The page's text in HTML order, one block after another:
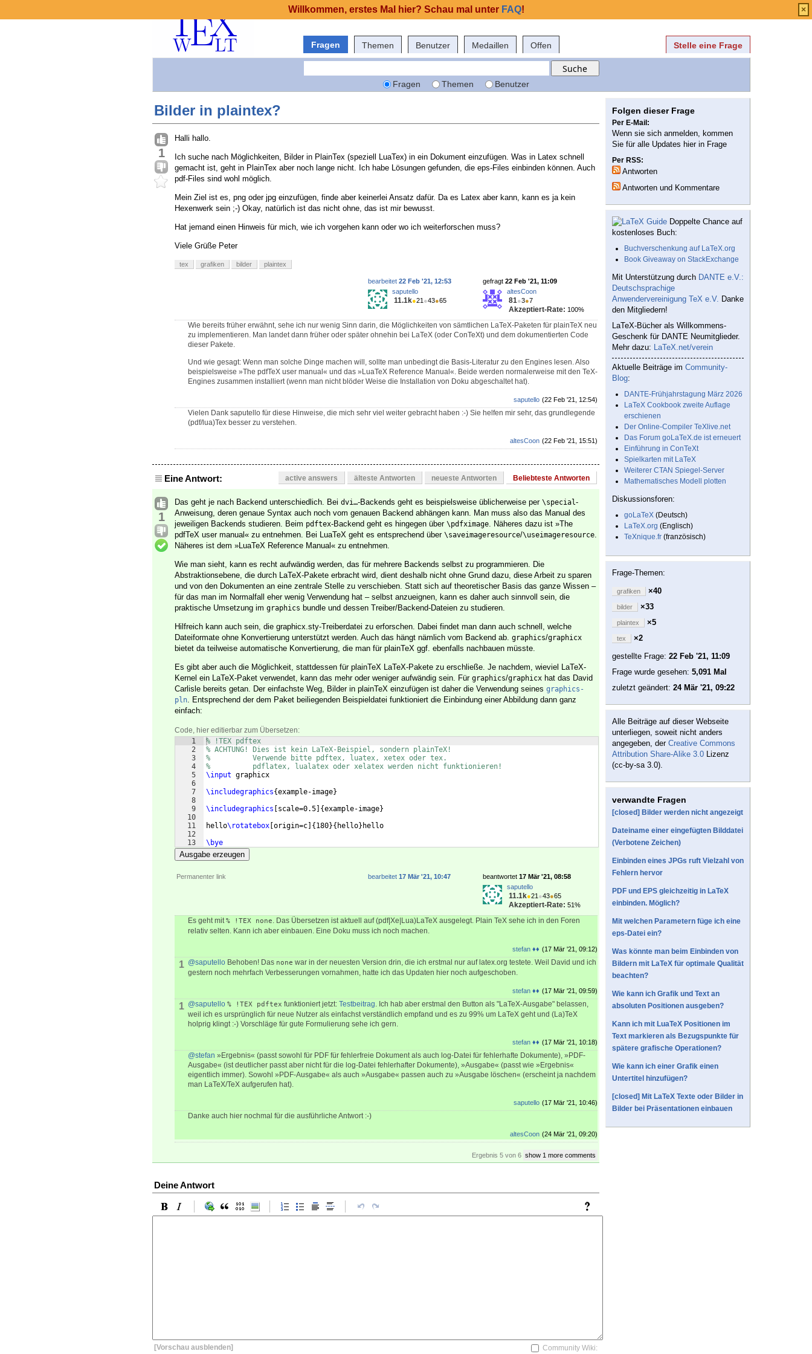
Fragen Themen Benutzer Medaillen Offen Stelle eine Frage
Fragen Themen Benutzer
Bilder in plaintex?
1
Halli hallo.
Ich suche nach Möglichkeiten, Bilder in PlainTex (speziell LuaTex) in ein Dokument einzufügen. Was in Latex schnell
gemacht ist, geht in PlainTex aber noch lange nicht. Ich habe Lösungen gefunden, die eps-Files einbinden können. Auch
pdf-Files sind wohl möglich.
Mein Ziel ist es, png oder jpg einzufügen, finde aber keinerlei Ansatz dafür. Da es Latex aber kann, kann es ja kein
Hexenwerk sein ;-) Okay, natürlich ist das nicht ohne, das ist mir bewusst.
Hat jemand einen Hinweis für mich, wie ich vorgehen kann oder wo ich weiterforschen muss?
Viele Grüße Peter
tex grafiken bilder plaintex
gefragt 22 Feb '21, 11:09
altesCoon
81●3●7
Akzeptiert-Rate: 100%
bearbeitet 22 Feb '21, 12:53
saputello
11.1k●21 ●43●65
Wie bereits früher erwähnt, sehe ich nur wenig Sinn darin, die Möglichkeiten von sämtlichen LaTeX-Paketen für plainTeX neu
zu implementieren. Man landet dann früher oder später ohnehin bei LaTeX (oder ConTeXt) und dem dokumentierten Code
dieser Pakete.
Und wie gesagt: Wenn man solche Dinge machen will, sollte man unbedingt die Basis-Literatur zu den Engines lesen. Also
beispielsweise »The pdfTeX user manual« und das »LuaTeX Reference Manual«. Beide werden normalerweise mit den TeX-
Engines zusammen installiert (wenn man nicht blöder Weise die Installation von Doku abgeschaltet hat).
(22 Feb '21, 12:54)
saputello
Vielen Dank saputello für diese Hinweise, die mich sehr viel weiter gebracht haben :-) Sie helfen mir sehr, das grundlegende
(pdf/lua)Tex besser zu verstehen.
(22 Feb '21, 15:51)
altesCoon
Eine Antwort: active answers älteste Antworten neueste Antworten Beliebteste Antworten
1
Das geht je nach Backend unterschiedlich. Bei dvi…-Backends geht es beispielsweise üblicherweise per \special-
Anweisung, deren genaue Syntax auch noch vom genauen Backend abhängen kann. Man muss also das Manual des
jeweiligen Backends studieren. Beim pdftex-Backend geht es hingegen über \pdfximage. Näheres dazu ist »The
pdfTeX user manual« zu entnehmen. Bei LuaTeX geht es entsprechend über \saveimageresource/\useimageresource.
Näheres ist dem »LuaTeX Reference Manual« zu entnehmen.
Wie man sieht, kann es recht aufwändig werden, das für mehrere Backends selbst zu programmieren. Die
Abstraktionsebene, die durch LaTeX-Pakete erbracht wird, dient deshalb nicht ohne Grund dazu, diese Arbeit zu sparen
und von den Dokumenten an eine zentrale Stelle zu verschieben. Statt sich auf theoretischer Basis das ganze Wissen –
für das man im Normalfall eher wenig Verwendung hat – selbst anzueignen, kann es daher auch sinnvoll sein, die
praktische Umsetzung im graphics bundle und dessen Treiber/Backend-Dateien zu studieren.
Hilfreich kann auch sein, die graphicx.sty-Treiberdatei zu erforschen. Dabei findet man dann auch schnell, welche
Dateiformate ohne Konvertierung unterstützt werden. Auch das hängt nämlich vom Backend ab. graphics/graphicx
bietet da teilweise automatische Konvertierung, die man für plainTeX ggf. ebenfalls nachbauen müsste.
Es gibt aber auch die Möglichkeit, stattdessen für plainTeX LaTeX-Pakete zu erschließe. Je nachdem, wieviel LaTeX-
Kernel ein LaTeX-Paket verwendet, kann das mehr oder weniger aufwändig sein. Für graphics/graphicx hat das David
Carlisle bereits getan. Der einfachste Weg, Bilder in plainTeX einzufügen ist daher die Verwendung seines graphics-
pln. Entsprechend der dem Paket beiliegenden Beispieldatei funktioniert die Einbindung einer Abbildung dann ganz
einfach:
Code, hier editierbar zum Übersetzen:
1
2
3
4
5
6
7
8
9
10
11
12
13
% !TEX pdftex
% ACHTUNG! Dies ist kein LaTeX-Beispiel, sondern plainTeX!
%          Verwende bitte pdftex, luatex, xetex oder tex.
%          pdflatex, lualatex oder xelatex werden nicht funktionieren!
\input graphicx
\includegraphics{example-image}
\includegraphics
scale=0.5 {example-image}
hello\rotatebox origin=c { 180}{ hello} hello
\bye
Ausgabe erzeugen
Permanenter link beantwortet 17 Mär '21, 08:58
saputello
11.1k●21 ●43●65
Akzeptiert-Rate: 51%
bearbeitet 17 Mär '21, 10:47
Es geht mit% !TEX none. Das Übersetzen ist aktuell auf (pdf|Xe|Lua)LaTeX ausgelegt. Plain TeX sehe ich in den Foren
relativ selten. Kann ich aber einbauen. Eine Doku muss ich noch machen.
(17 Mär '21, 09:12)
stefan ♦♦
1 @saputello Behoben! Das none war in der neuesten Version drin, die ich erstmal nur auf latex.org testete. Weil David und ich
gestern noch mehrfach Verbesserungen vornahmen, hatte ich das Updaten hier noch aufgeschoben.
(17 Mär '21, 09:59)
stefan ♦♦
1 @saputello % !TEX pdftex funktioniert jetzt: Testbeitrag. Ich hab aber erstmal den Button als "LaTeX-Ausgabe" belassen,
weil ich es ursprünglich für neue Nutzer als einfachst verständlich empfand und es zu 99% um LaTeX geht und (La)TeX
holprig klingt :-) Vorschläge für gute Formulierung sehe ich gern.
(17 Mär '21, 10:18)
stefan ♦♦
@stefan »Ergebnis« (passt sowohl für PDF für fehlerfreie Dokument als auch log-Datei für fehlerhafte Dokumente), »PDF-
Ausgabe« (ist deutlicher passt aber nicht für die log-Datei fehlerhafter Dokumente), »Ausgabe« (passt wie »Ergebnis«
eigentlich immer). Sowohl »PDF-Ausgabe« als auch »Ausgabe« passen auch zu »Ausgabe löschen« (erscheint ja nachdem
man LaTeX/TeX aufgerufen hat).
(17 Mär '21, 10:46)
saputello
Danke auch hier nochmal für die ausführliche Antwort :-)
(24 Mär '21, 09:20)
altesCoon
Ergebnis 5 von 6 show 1 more comments
Deine Antwort
[Vorschau ausblenden] Community Wiki:
Folgen dieser Frage
Per E-Mail:
Wenn sie sich anmelden, kommen
Sie für alle Updates hier in Frage
Per RSS:
Antworten
Antworten und Kommentare
Doppelte Chance auf
kostenloses Buch:
Buchverschenkung auf LaTeX.org
Book Giveaway on StackExchange
Mit Unterstützung durch DANTE e.V.:
Deutschsprachige
Anwendervereinigung TeX e.V. Danke
den Mitgliedern!
LaTeX-Bücher als Willkommens-
Geschenk für DANTE Neumitglieder.
Mehr dazu: LaTeX.net/verein
Aktuelle Beiträge im Community-
Blog:
DANTE-Frühjahrstagung März 2026
LaTeX Cookbook zweite Auflage
erschienen
Der Online-Compiler TeXlive.net
Das Forum goLaTeX.de ist erneuert
Einführung in ConTeXt
Spielkarten mit LaTeX
Weiterer CTAN Spiegel-Server
Mathematisches Modell plotten
Diskussionsforen:
goLaTeX (Deutsch)
LaTeX.org (Englisch)
TeXnique.fr (französisch)
Frage-Themen:
grafiken ×40
bilder ×33
plaintex ×5
tex
×2
gestellte Frage: 22 Feb '21, 11:09
Frage wurde gesehen: 5,091 Mal
zuletzt geändert: 24 Mär '21, 09:22
Alle Beiträge auf dieser Webseite
unterliegen, soweit nicht anders
angegeben, der Creative Commons
Attribution Share-Alike 3.0 Lizenz
(cc-by-sa 3.0).
verwandte Fragen
[closed] Bilder werden nicht angezeigt
Dateiname einer eingefügten Bilddatei
(Verbotene Zeichen)
Einbinden eines JPGs ruft Vielzahl von
Fehlern hervor
PDF und EPS gleichzeitig in LaTeX
einbinden. Möglich?
Mit welchen Parametern füge ich eine
eps-Datei ein?
Was könnte man beim Einbinden von
Bildern mit LaTeX für optimale Qualität
beachten?
Wie kann ich Grafik und Text an
absoluten Positionen ausgeben?
Kann ich mit LuaTeX Positionen im
Text markieren als Bezugspunkte für
spätere grafische Operationen?
Wie kann ich einer Grafik einen
Untertitel hinzufügen?
[closed] Mit LaTeX Texte oder Bilder in
Bilder bei Präsentationen einbauen
Willkommen, erstes Mal hier? Schau mal unter FAQ! ×